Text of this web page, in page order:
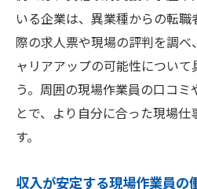
いる企業は、異業種からの転
際の求人票や現場の評判を調
ャリアアップの可能性について
う。周囲の現場作業員の口コ
とで、より自分に合った現場
す。
収入が安定する現場作業員の